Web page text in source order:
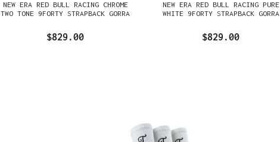
NEW ERA RED BULL RACING CHROME
TWO TONE 9FORTY STRAPBACK GORRA
$829.00
NEW ERA RED BULL RACING PURE
WHITE 9FORTY STRAPBACK GORRA
$829.00